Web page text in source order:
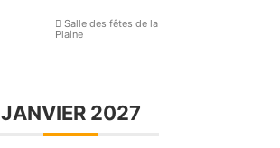
Salle des fêtes de la
Plaine
JANVIER 2027